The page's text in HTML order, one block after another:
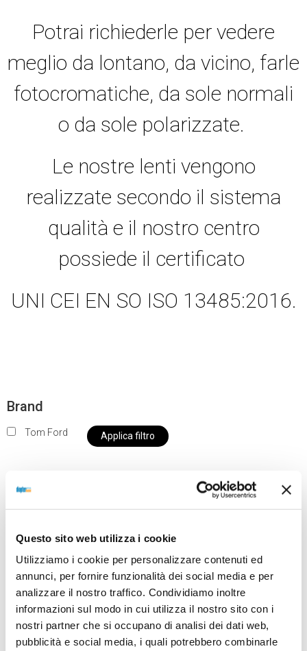
Questo sito web utilizza i cookie
Utilizziamo i cookie per personalizzare contenuti ed
annunci, per fornire funzionalità dei social media e per
analizzare il nostro traffico. Condividiamo inoltre
informazioni sul modo in cui utilizza il nostro sito con i
nostri partner che si occupano di analisi dei dati web,
pubblicità e social media, i quali potrebbero combinarle
Potrai richiederle per vedere
meglio da lontano, da vicino, farle
fotocromatiche, da sole normali
o da sole polarizzate.
Le nostre lenti vengono
realizzate secondo il sistema
qualità e il nostro centro
possiede il certificato
UNI CEI EN SO ISO 13485:2016.
Brand
Tom Ford Applica filtro
nostro negozio non saranno disponibili per la
da OTTICA DIOPTER
Showing the single result